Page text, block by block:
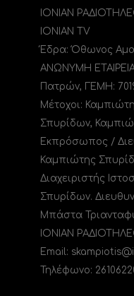
ΙΟΝΙΑΝ
IONIAN TV
Έδρα: Όθωνος
ΑΝΩΝΥΜΗ
Πατρών, ΓΕΜΗ:
Μέτοχοι:
Σπυρίδων,
Εκπρόσωπος /
Καμπιώτης
Διαχειριστής
Σπυρίδων.
Μπάστα
ΙΟΝΙΑΝ
Email:
Τηλέφωνο: